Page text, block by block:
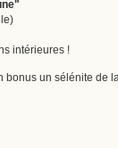
intérieures !
bonus un sélénite